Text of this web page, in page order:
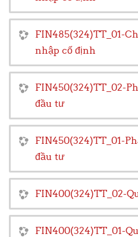
FIN485(324)TT_01-
nhập cố định
FIN450(324)TT_02-
đầu tư
FIN450(324)TT_01-
đầu tư
FIN400(324)TT_02-
FIN400(324)TT_01-